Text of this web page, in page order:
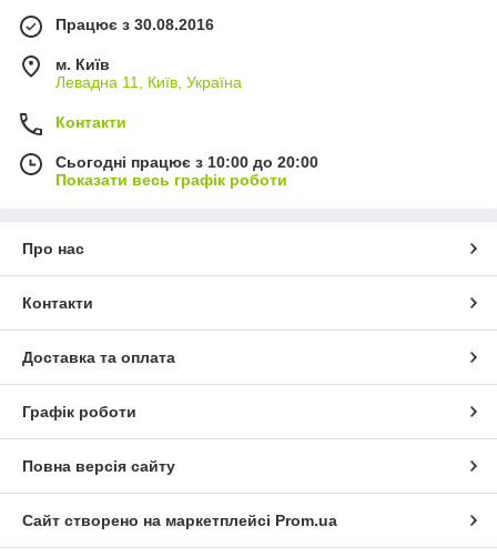
Працює з 30.08.2016
м. Київ
Левадна 11, Київ, Україна
Контакти
Сьогодні працює з 10:00 до 20:00
Показати весь графік роботи
Про нас
Контакти
Доставка та оплата
Графік роботи
Повна версія сайту
Сайт створено на маркетплейсі Prom.ua